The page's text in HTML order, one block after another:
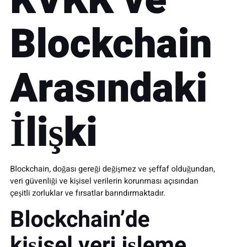
Blockchain
Arasındaki
İlişki
Blockchain, doğası gereği değişmez ve şeffaf olduğundan,
veri güvenliği ve kişisel verilerin korunması açısından
çeşitli zorluklar ve fırsatlar barındırmaktadır.
Blockchain’de